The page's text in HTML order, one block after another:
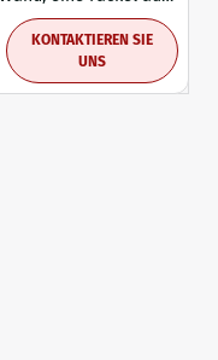
ausgearbeitet
einem Ein-Aus-
Schnurlänge
KONTAKTIEREN SIE
UNS